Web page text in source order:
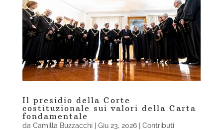
Il presidio della Corte
costituzionale sui valori della Carta
fondamentale
da Camilla Buzzacchi| Giu 23, 2026| Contributi